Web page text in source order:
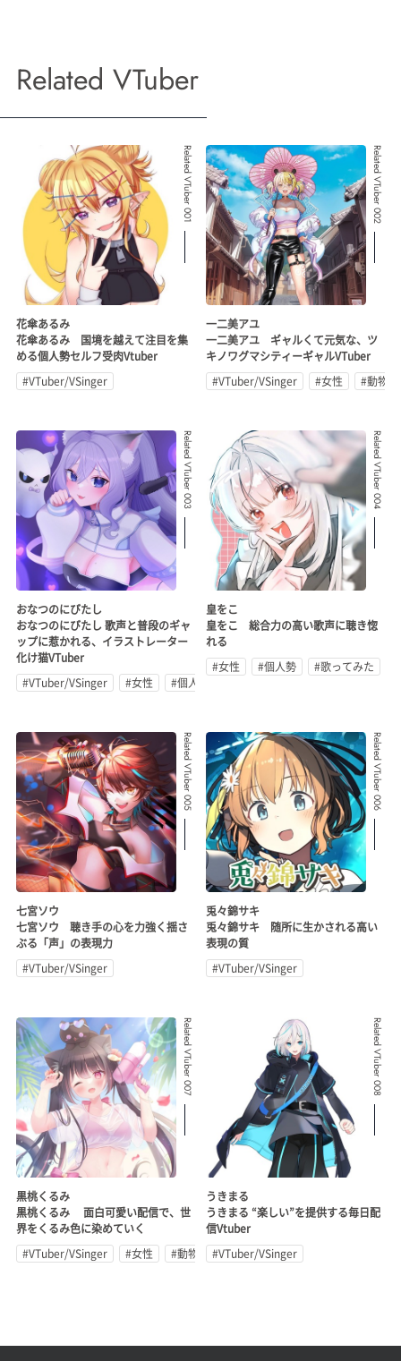
Related VTuber
Related VTuber 001
花傘あるみ
花傘あるみ 国境を越えて注目を集
める個人勢セルフ受肉Vtuber
#VTuber/VSinger
Related VTuber 002
一二美アユ
一二美アユ ギャルくて元気な、ツ
キノワグマシティーギャルVTuber
#VTuber/VSinger
#女性 #動物系
Related VTuber 003
おなつのにびたし
おなつのにびたし 歌声と普段のギャ
ップに惹かれる、イラストレーター
化け猫VTuber
#VTuber/VSinger
#女性 #個人勢
Related VTuber 004
皇をこ
皇をこ 総合力の高い歌声に聴き惚
れる
#女性
#個人勢 #歌ってみた
Related VTuber 005
七宮ソウ
七宮ソウ 聴き手の心を力強く揺さ
ぶる「声」の表現力
#VTuber/VSinger
Related VTuber 006
兎々錦サキ
兎々錦サキ 随所に生かされる高い
表現の質
#VTuber/VSinger
Related VTuber 007
黒桃くるみ
黒桃くるみ 面白可愛い配信で、世
界をくるみ色に染めていく
#VTuber/VSinger
#女性 #動物系
Related VTuber 008
うきまる
うきまる “楽しい”を提供する毎日配
信Vtuber
#VTuber/VSinger